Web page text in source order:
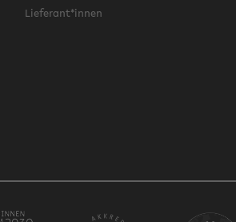
Lieferant*innen